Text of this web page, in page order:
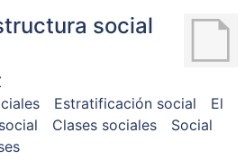
social
Estratificación social
El
Clases sociales
Social